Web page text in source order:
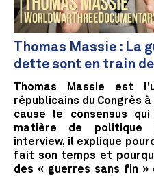
Thomas Massie : La
dette sont en train
Thomas Massie est
républicains du Congrès
cause le consensus
matière de politique
interview, il explique
fait son temps et
des « guerres sans fin »